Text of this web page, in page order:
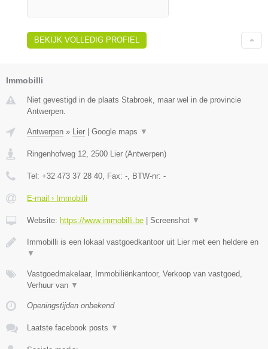
BEKIJK VOLLEDIG PROFIEL
Immobilli
Niet gevestigd in de plaats Stabroek, maar wel in de provincie
Antwerpen.
Antwerpen » Lier Google maps ▼
Ringenhofweg 12, 2500 Lier (Antwerpen)
Tel: +32 473 37 28 40, Fax: -, BTW-nr: -
E-mail › Immobilli
Website: https://www.immobilli.be Screenshot ▼
Immobilli is een lokaal vastgoedkantoor uit Lier met een heldere en
▼
Vastgoedmakelaar, Immobiliënkantoor, Verkoop van vastgoed,
Verhuur van ▼
Openingstijden onbekend
Laatste facebook posts ▼